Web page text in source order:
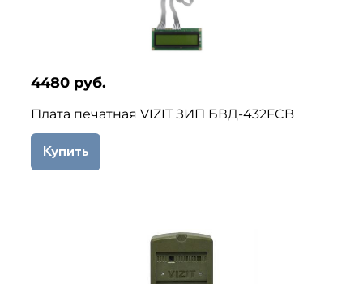
4480 руб.
Плата печатная VIZIT ЗИП БВД-432FCB
Купить